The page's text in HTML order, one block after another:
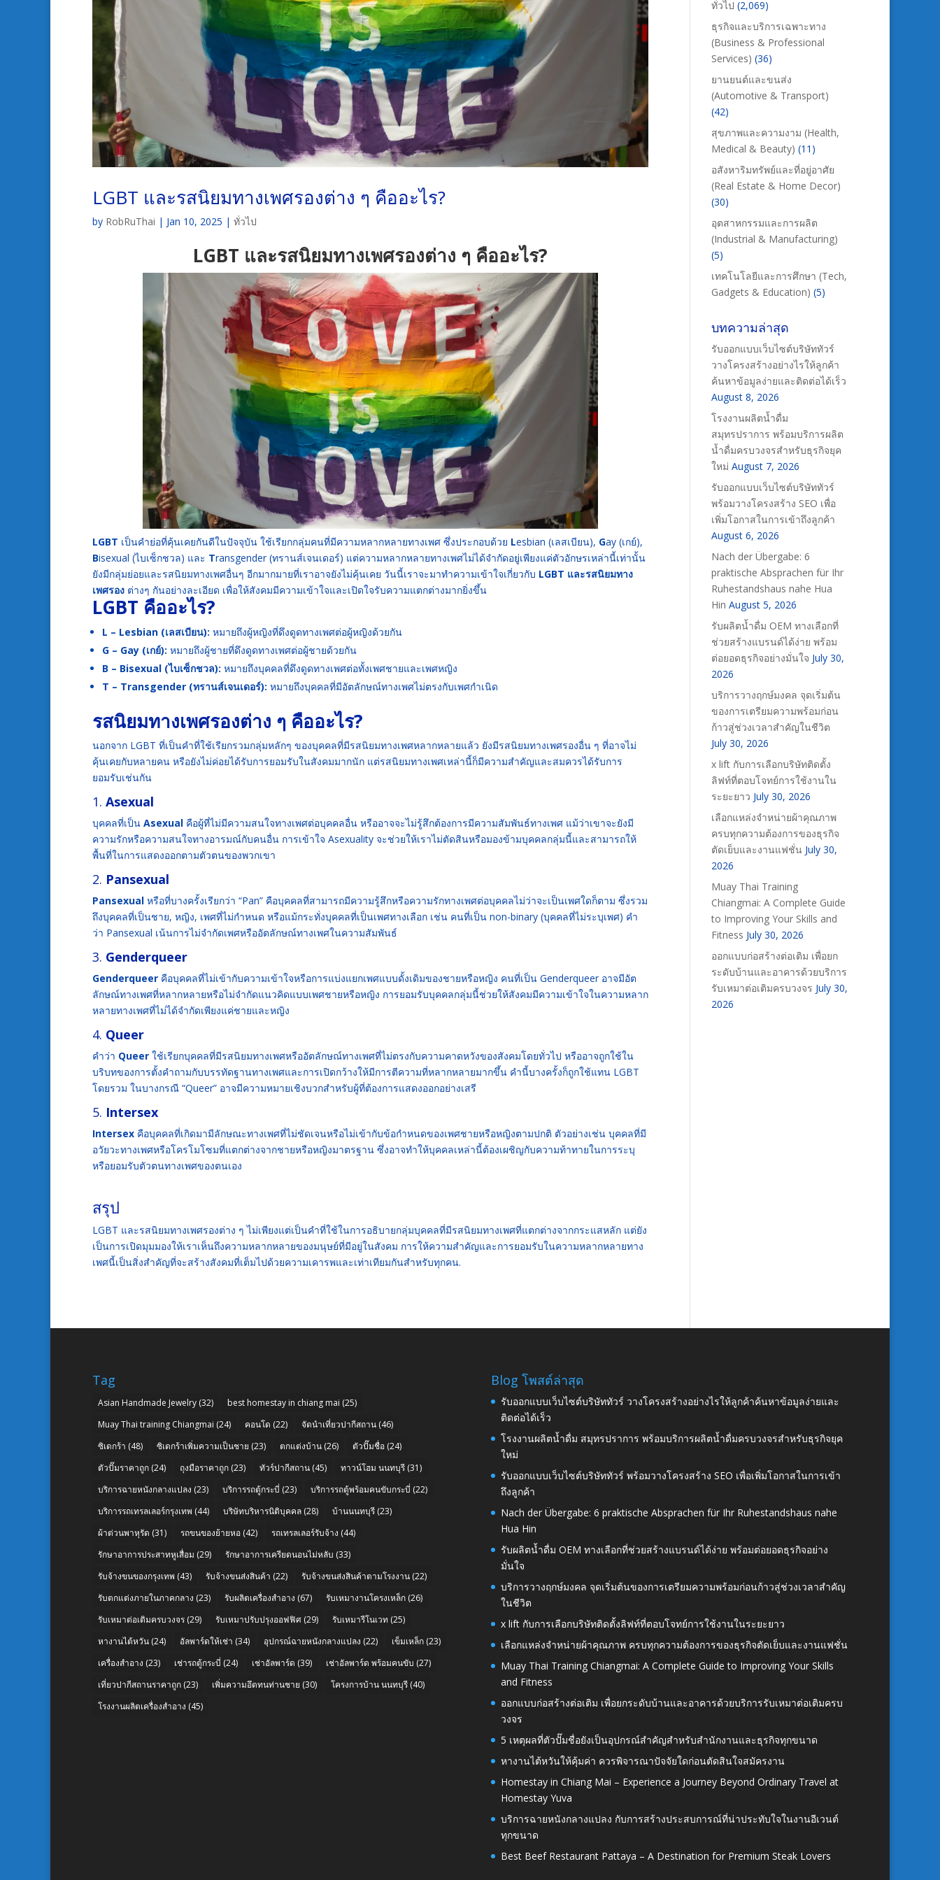
LGBT และรสนิยมทางเพศรองต่าง ๆ คืออะไร?
by RobRuThai | Jan 10, 2025 | ทั่วไป
LGBT และรสนิยมทางเพศรองต่าง ๆ คืออะไร?
LGBT เป็นคำย่อที่คุ้นเคยกันดีในปัจจุบัน ใช้เรียกกลุ่มคนที่มีความหลากหลายทางเพศ ซึ่งประกอบด้วย Lesbian (เลสเบียน), Gay (เกย์),
Bisexual (ไบเซ็กชวล) และ Transgender (ทรานส์เจนเดอร์) แต่ความหลากหลายทางเพศไม่ได้จำกัดอยู่เพียงแค่ตัวอักษรเหล่านี้เท่านั้น
ยังมีกลุ่มย่อยและรสนิยมทางเพศอื่นๆ อีกมากมายที่เราอาจยังไม่คุ้นเคย วันนี้เราจะมาทำความเข้าใจเกี่ยวกับ LGBT และรสนิยมทาง
เพศรอง ต่างๆ กันอย่างละเอียด เพื่อให้สังคมมีความเข้าใจและเปิดใจรับความแตกต่างมากยิ่งขึ้น
LGBT คืออะไร?
L – Lesbian (เลสเบียน): หมายถึงผู้หญิงที่ดึงดูดทางเพศต่อผู้หญิงด้วยกัน
G – Gay (เกย์): หมายถึงผู้ชายที่ดึงดูดทางเพศต่อผู้ชายด้วยกัน
B – Bisexual (ไบเซ็กชวล): หมายถึงบุคคลที่ดึงดูดทางเพศต่อทั้งเพศชายและเพศหญิง
T – Transgender (ทรานส์เจนเดอร์): หมายถึงบุคคลที่มีอัตลักษณ์ทางเพศไม่ตรงกับเพศกำเนิด
รสนิยมทางเพศรองต่าง ๆ คืออะไร?
นอกจาก LGBT ที่เป็นคำที่ใช้เรียกรวมกลุ่มหลักๆ ของบุคคลที่มีรสนิยมทางเพศหลากหลายแล้ว ยังมีรสนิยมทางเพศรองอื่น ๆ ที่อาจไม่
คุ้นเคยกับหลายคน หรือยังไม่ค่อยได้รับการยอมรับในสังคมมากนัก แต่รสนิยมทางเพศเหล่านี้ก็มีความสำคัญและสมควรได้รับการ
ยอมรับเช่นกัน
1. Asexual
บุคคลที่เป็น Asexual คือผู้ที่ไม่มีความสนใจทางเพศต่อบุคคลอื่น หรืออาจจะไม่รู้สึกต้องการมีความสัมพันธ์ทางเพศ แม้ว่าเขาจะยังมี
ความรักหรือความสนใจทางอารมณ์กับคนอื่น การเข้าใจ Asexuality จะช่วยให้เราไม่ตัดสินหรือมองข้ามบุคคลกลุ่มนี้และสามารถให้
พื้นที่ในการแสดงออกตามตัวตนของพวกเขา
2. Pansexual
Pansexual หรือที่บางครั้งเรียกว่า “Pan” คือบุคคลที่สามารถมีความรู้สึกหรือความรักทางเพศต่อบุคคลไม่ว่าจะเป็นเพศใดก็ตาม ซึ่งรวม
ถึงบุคคลที่เป็นชาย, หญิง, เพศที่ไม่กำหนด หรือแม้กระทั่งบุคคลที่เป็นเพศทางเลือก เช่น คนที่เป็น non-binary (บุคคลที่ไม่ระบุเพศ) คำ
ว่า Pansexual เน้นการไม่จำกัดเพศหรืออัตลักษณ์ทางเพศในความสัมพันธ์
3. Genderqueer
Genderqueer คือบุคคลที่ไม่เข้ากับความเข้าใจหรือการแบ่งแยกเพศแบบดั้งเดิมของชายหรือหญิง คนที่เป็น Genderqueer อาจมีอัต
ลักษณ์ทางเพศที่หลากหลายหรือไม่จำกัดแนวคิดแบบเพศชายหรือหญิง การยอมรับบุคคลกลุ่มนี้ช่วยให้สังคมมีความเข้าใจในความหลาก
หลายทางเพศที่ไม่ได้จำกัดเพียงแค่ชายและหญิง
4. Queer
คำว่า Queer ใช้เรียกบุคคลที่มีรสนิยมทางเพศหรืออัตลักษณ์ทางเพศที่ไม่ตรงกับความคาดหวังของสังคมโดยทั่วไป หรืออาจถูกใช้ใน
บริบทของการตั้งคำถามกับบรรทัดฐานทางเพศและการเปิดกว้างให้มีการตีความที่หลากหลายมากขึ้น คำนี้บางครั้งก็ถูกใช้แทน LGBT
โดยรวม ในบางกรณี “Queer” อาจมีความหมายเชิงบวกสำหรับผู้ที่ต้องการแสดงออกอย่างเสรี
5. Intersex
Intersex คือบุคคลที่เกิดมามีลักษณะทางเพศที่ไม่ชัดเจนหรือไม่เข้ากับข้อกำหนดของเพศชายหรือหญิงตามปกติ ตัวอย่างเช่น บุคคลที่มี
อวัยวะทางเพศหรือโครโมโซมที่แตกต่างจากชายหรือหญิงมาตรฐาน ซึ่งอาจทำให้บุคคลเหล่านี้ต้องเผชิญกับความท้าทายในการระบุ
หรือยอมรับตัวตนทางเพศของตนเอง
สรุป
LGBT และรสนิยมทางเพศรองต่าง ๆ ไม่เพียงแต่เป็นคำที่ใช้ในการอธิบายกลุ่มบุคคลที่มีรสนิยมทางเพศที่แตกต่างจากกระแสหลัก แต่ยัง
เป็นการเปิดมุมมองให้เราเห็นถึงความหลากหลายของมนุษย์ที่มีอยู่ในสังคม การให้ความสำคัญและการยอมรับในความหลากหลายทาง
เพศนี้เป็นสิ่งสำคัญที่จะสร้างสังคมที่เต็มไปด้วยความเคารพและเท่าเทียมกันสำหรับทุกคน.
ทั่วไป (2,069)
ธุรกิจและบริการเฉพาะทาง
(Business & Professional
Services) (36)
ยานยนต์และขนส่ง
(Automotive & Transport)
(42)
สุขภาพและความงาม (Health,
Medical & Beauty) (11)
อสังหาริมทรัพย์และที่อยู่อาศัย
(Real Estate & Home Decor)
(30)
อุตสาหกรรมและการผลิต
(Industrial & Manufacturing)
(5)
เทคโนโลยีและการศึกษา (Tech,
Gadgets & Education) (5)
บทความล่าสุด
รับออกแบบเว็บไซต์บริษัททัวร์
วางโครงสร้างอย่างไรให้ลูกค้า
ค้นหาข้อมูลง่ายและติดต่อได้เร็ว
August 8, 2026
โรงงานผลิตน้ำดื่ม
สมุทรปราการ พร้อมบริการผลิต
น้ำดื่มครบวงจรสำหรับธุรกิจยุค
ใหม่ August 7, 2026
รับออกแบบเว็บไซต์บริษัททัวร์
พร้อมวางโครงสร้าง SEO เพื่อ
เพิ่มโอกาสในการเข้าถึงลูกค้า
August 6, 2026
Nach der Übergabe: 6
praktische Absprachen für Ihr
Ruhestandshaus nahe Hua
Hin August 5, 2026
รับผลิตน้ำดื่ม OEM ทางเลือกที่
ช่วยสร้างแบรนด์ได้ง่าย พร้อม
ต่อยอดธุรกิจอย่างมั่นใจ July 30,
2026
บริการวางฤกษ์มงคล จุดเริ่มต้น
ของการเตรียมความพร้อมก่อน
ก้าวสู่ช่วงเวลาสำคัญในชีวิต
July 30, 2026
x lift กับการเลือกบริษัทติดตั้ง
ลิฟท์ที่ตอบโจทย์การใช้งานใน
ระยะยาว July 30, 2026
เลือกแหล่งจำหน่ายผ้าคุณภาพ
ครบทุกความต้องการของธุรกิจ
ตัดเย็บและงานแฟชั่น July 30,
2026
Muay Thai Training
Chiangmai: A Complete Guide
to Improving Your Skills and
Fitness July 30, 2026
ออกแบบก่อสร้างต่อเติม เพื่อยก
ระดับบ้านและอาคารด้วยบริการ
รับเหมาต่อเติมครบวงจร July 30,
2026
Tag
Asian Handmade Jewelry (32) best homestay in chiang mai (25)
Muay Thai training Chiangmai (24) คอนโด (22) จัดนำเที่ยวปากีสถาน (46)
ซิเดกร้า (48) ซิเดกร้าเพิ่มความเป็นชาย (23) ตกแต่งบ้าน (26) ตัวปั๊มชื่อ (24)
ตัวปั๊มราคาถูก (24) ถุงมือราคาถูก (23) ทัวร์ปากีสถาน (45) ทาวน์โฮม นนทบุรี (31)
บริการฉายหนังกลางแปลง (23) บริการรถตู้กระบี่ (23) บริการรถตู้พร้อมคนขับกระบี่ (22)
บริการรถเทรลเลอร์กรุงเทพ (44) บริษัทบริหารนิติบุคคล (28) บ้านนนทบุรี (23)
ผ้าต่วนพาหุรัด (31) รถขนของย้ายหอ (42) รถเทรลเลอร์รับจ้าง (44)
รักษาอาการประสาทหูเสื่อม (29) รักษาอาการเครียดนอนไม่หลับ (33)
รับจ้างขนของกรุงเทพ (43) รับจ้างขนส่งสินค้า (22) รับจ้างขนส่งสินค้าตามโรงงาน (22)
รับตกแต่งภายในภาคกลาง (23) รับผลิตเครื่องสำอาง (67) รับเหมางานโครงเหล็ก (26)
รับเหมาต่อเติมครบวงจร (29) รับเหมาปรับปรุงออฟฟิศ (29) รับเหมารีโนเวท (25)
หางานไต้หวัน (24) อัลพาร์ดให้เช่า (34) อุปกรณ์ฉายหนังกลางแปลง (22) เข็มเหล็ก (23)
เครื่องสำอาง (23) เช่ารถตู้กระบี่ (24) เช่าอัลพาร์ด (39) เช่าอัลพาร์ด พร้อมคนขับ (27)
เที่ยวปากีสถานราคาถูก (23) เพิ่มความอึดทนท่านชาย (30) โครงการบ้าน นนทบุรี (40)
โรงงานผลิตเครื่องสำอาง (45)
Blog โพสต์ล่าสุด
รับออกแบบเว็บไซต์บริษัททัวร์ วางโครงสร้างอย่างไรให้ลูกค้าค้นหาข้อมูลง่ายและ
ติดต่อได้เร็ว
โรงงานผลิตน้ำดื่ม สมุทรปราการ พร้อมบริการผลิตน้ำดื่มครบวงจรสำหรับธุรกิจยุค
ใหม่
รับออกแบบเว็บไซต์บริษัททัวร์ พร้อมวางโครงสร้าง SEO เพื่อเพิ่มโอกาสในการเข้า
ถึงลูกค้า
Nach der Übergabe: 6 praktische Absprachen für Ihr Ruhestandshaus nahe
Hua Hin
รับผลิตน้ำดื่ม OEM ทางเลือกที่ช่วยสร้างแบรนด์ได้ง่าย พร้อมต่อยอดธุรกิจอย่าง
มั่นใจ
บริการวางฤกษ์มงคล จุดเริ่มต้นของการเตรียมความพร้อมก่อนก้าวสู่ช่วงเวลาสำคัญ
ในชีวิต
x lift กับการเลือกบริษัทติดตั้งลิฟท์ที่ตอบโจทย์การใช้งานในระยะยาว
เลือกแหล่งจำหน่ายผ้าคุณภาพ ครบทุกความต้องการของธุรกิจตัดเย็บและงานแฟชั่น
Muay Thai Training Chiangmai: A Complete Guide to Improving Your Skills
and Fitness
ออกแบบก่อสร้างต่อเติม เพื่อยกระดับบ้านและอาคารด้วยบริการรับเหมาต่อเติมครบ
วงจร
5 เหตุผลที่ตัวปั๊มชื่อยังเป็นอุปกรณ์สำคัญสำหรับสำนักงานและธุรกิจทุกขนาด
หางานไต้หวันให้คุ้มค่า ควรพิจารณาปัจจัยใดก่อนตัดสินใจสมัครงาน
Homestay in Chiang Mai – Experience a Journey Beyond Ordinary Travel at
Homestay Yuva
บริการฉายหนังกลางแปลง กับการสร้างประสบการณ์ที่น่าประทับใจในงานอีเวนต์
ทุกขนาด
Best Beef Restaurant Pattaya – A Destination for Premium Steak Lovers